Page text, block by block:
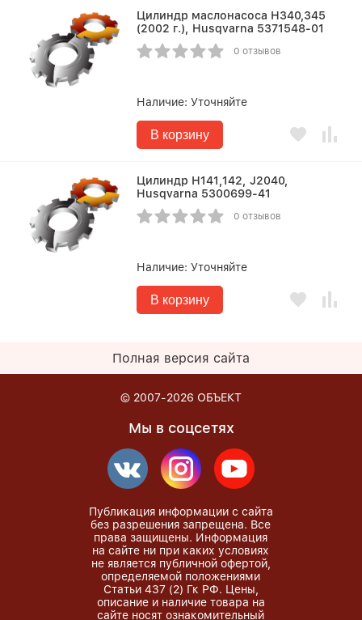
Цилиндр маслонасоса Н340,345
(2002 г.), Husqvarna 5371548-01
0 отзывов
Наличие:Уточняйте
В корзину
Цилиндр Н141,142, J2040,
Husqvarna 5300699-41
0 отзывов
Наличие:Уточняйте
В корзину
Полная версия сайта
© 2007-2026 ОБЪЕКТ
Мы в соцсетях
Публикация информации с сайта
без разрешения запрещена. Все
права защищены. Информация
на сайте ни при каких условиях
не является публичной офертой,
определяемой положениями
Статьи 437 (2) Гк РФ. Цены,
описание и наличие товара на
сайте носят ознакомительный